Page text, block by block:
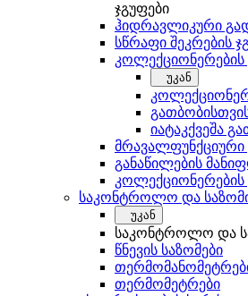
ჯგუფები
ჰიდრავლიკური
სწრაფი შეკრების
კოლექციონერების
უკან
იატაკქვეშა
მრავალფუნქციური
განაწილების
კოლექციონერების
საკონტროლო და საზომი
უკან
საკონტროლო და
წნევის საზომები
თერმომეტრები